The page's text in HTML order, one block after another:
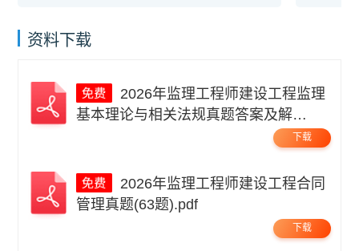
资料下载
基本理论与相关法规真题答案及解
下载
管理真题(63题).pdf
下载